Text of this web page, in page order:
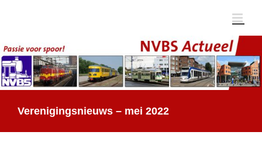
Verenigingsnieuws – mei 2022